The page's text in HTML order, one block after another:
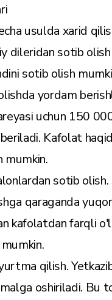
usulda xarid
sotib
sotib olish
yordam
uchun 150
Kafolat
mumkin.
sotib
qaraganda
kafolatdan farqli
qilish.
oshiriladi. Bu